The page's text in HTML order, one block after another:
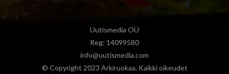
Uutismedia OÜ
Reg: 14099580
info@uutismedia.com
© Copyright 2023 Arkiruokaa. Kaikki oikeudet